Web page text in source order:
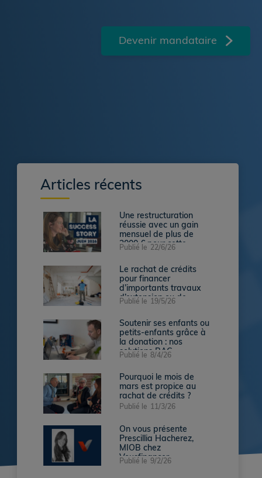
Devenir mandataire
Articles récents
Une restructuration
réussie avec un gain
mensuel de plus de
2000 € pour cette
Publié le 22/6/26
Le rachat de crédits
pour financer
d’importants travaux
d’extension ou de
Publié le 19/5/26
Soutenir ses enfants ou
petits-enfants grâce à
la donation : nos
solutions RAC
Publié le 8/4/26
Pourquoi le mois de
mars est propice au
rachat de crédits ?
Publié le 11/3/26
On vous présente
Prescillia Hacherez,
MIOB chez
Vousfinancer
Publié le 9/2/26